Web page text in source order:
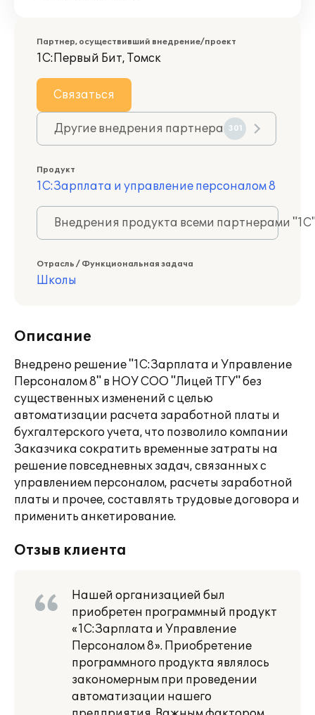
Партнер, осуществивший внедрение/проект
1С:Первый Бит, Томск
Связаться
Другие внедрения партнера 301
Продукт
1С:Зарплата и управление персоналом 8
Внедрения продукта всеми партнерами
Отрасль / Функциональная задача
Школы
Описание
Внедрено решение "1С:Зарплата и Управление
Персоналом 8" в НОУ СОО "Лицей ТГУ" без
существенных изменений с целью
автоматизации расчета заработной платы и
бухгалтерского учета, что позволило компании
Заказчика сократить временные затраты на
решение повседневных задач, связанных с
управлением персоналом, расчеты заработной
платы и прочее, составлять трудовые договора и
применить анкетирование.
Отзыв клиента
Нашей организацией был
приобретен программный продукт
«1С:Зарплата и Управление
Персоналом 8». Приобретение
программного продукта являлось
закономерным при проведении
автоматизации нашего